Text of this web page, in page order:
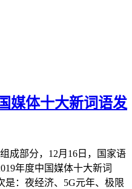
媒体十大新词语发
成部分，12月16日，国家语
年度中国媒体十大新词
是：夜经济、5G元年、极限